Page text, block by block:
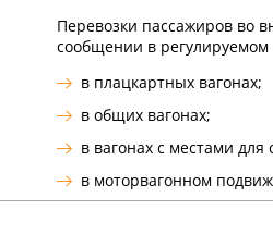
Перевозки пассажиров во
сообщении в регулируемом
в плацкартных вагонах;
в общих вагонах;
в вагонах с местами для
в моторвагонном